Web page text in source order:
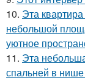
10. Эта
небольшой
уютное
11. Эта
спальней в